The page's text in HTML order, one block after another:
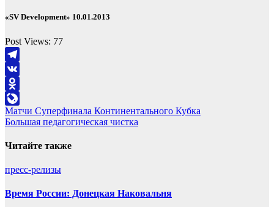
«SV Development» 10.01.2013
Post Views: 77
Telegram
VK
Odnoklassniki
LiveJournal
Навигация
по
записям
Матчи Cуперфинала Континентального Кубка
Большая педагогическая чистка
Читайте также
пресс-релизы
Время России: Донецкая Наковальня